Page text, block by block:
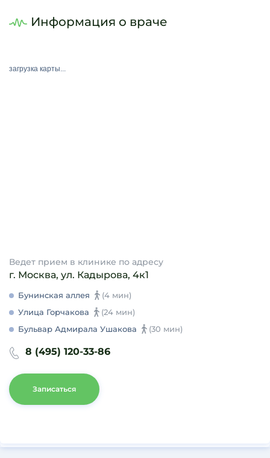
Информация о враче
загрузка карты...
Ведет прием в клинике по адресу
г. Москва, ул. Кадырова, 4к1
Бунинская аллея
(4 мин)
Улица Горчакова
(24 мин)
Бульвар Адмирала Ушакова
(30 мин)
8 (495) 120-33-86
Записаться